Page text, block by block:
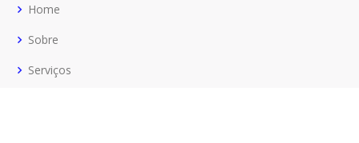
Home
Sobre
Serviços